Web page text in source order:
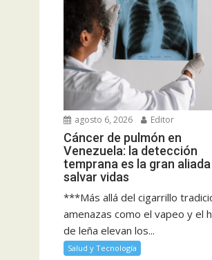
agosto 6, 2026 Editor
Cáncer de pulmón en
Venezuela: la detección
temprana es la gran
salvar vidas
***Más allá del cigarrillo
amenazas como el vapeo y el
de leña elevan los...
Salud y Tecnología